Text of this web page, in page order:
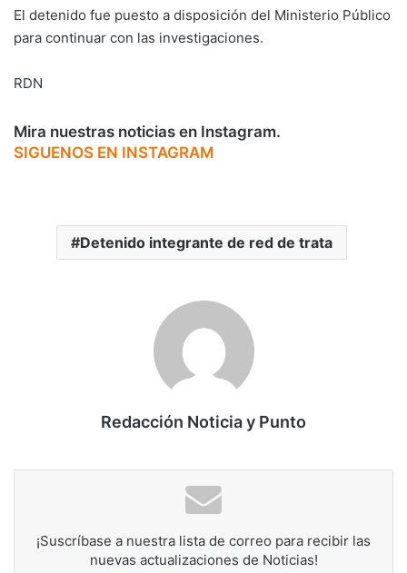
El detenido fue puesto a disposición del Ministerio Público
para continuar con las investigaciones.
RDN
Mira nuestras noticias en Instagram.
SIGUENOS EN INSTAGRAM
Detenido integrante de red de trata
Redacción Noticia y Punto
¡Suscríbase a nuestra lista de correo para recibir las
nuevas actualizaciones de Noticias!